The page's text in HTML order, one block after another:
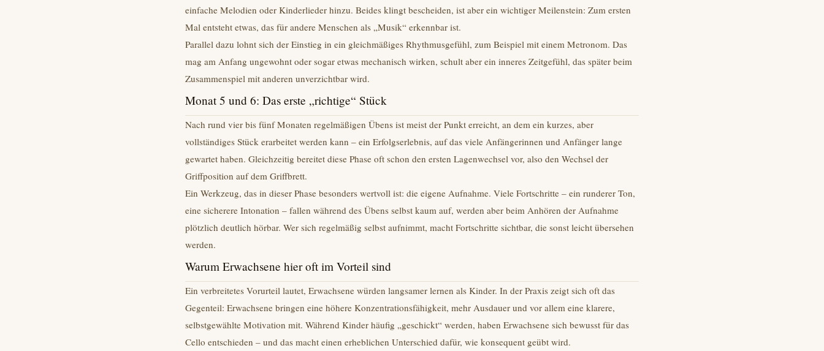
einfache Melodien oder Kinderlieder hinzu. Beides klingt bescheiden, ist aber ein wichtiger Meilenstein: Zum ersten
Mal entsteht etwas, das für andere Menschen als „Musik“ erkennbar ist.
Parallel dazu lohnt sich der Einstieg in ein gleichmäßiges Rhythmusgefühl, zum Beispiel mit einem Metronom. Das
mag am Anfang ungewohnt oder sogar etwas mechanisch wirken, schult aber ein inneres Zeitgefühl, das später beim
Zusammenspiel mit anderen unverzichtbar wird.
Monat 5 und 6: Das erste „richtige“ Stück
Nach rund vier bis fünf Monaten regelmäßigen Übens ist meist der Punkt erreicht, an dem ein kurzes, aber
vollständiges Stück erarbeitet werden kann – ein Erfolgserlebnis, auf das viele Anfängerinnen und Anfänger lange
gewartet haben. Gleichzeitig bereitet diese Phase oft schon den ersten Lagenwechsel vor, also den Wechsel der
Griffposition auf dem Griffbrett.
Ein Werkzeug, das in dieser Phase besonders wertvoll ist: die eigene Aufnahme. Viele Fortschritte – ein runderer Ton,
eine sicherere Intonation – fallen während des Übens selbst kaum auf, werden aber beim Anhören der Aufnahme
plötzlich deutlich hörbar. Wer sich regelmäßig selbst aufnimmt, macht Fortschritte sichtbar, die sonst leicht übersehen
werden.
Warum Erwachsene hier oft im Vorteil sind
Ein verbreitetes Vorurteil lautet, Erwachsene würden langsamer lernen als Kinder. In der Praxis zeigt sich oft das
Gegenteil: Erwachsene bringen eine höhere Konzentrationsfähigkeit, mehr Ausdauer und vor allem eine klarere,
selbstgewählte Motivation mit. Während Kinder häufig „geschickt“ werden, haben Erwachsene sich bewusst für das
Cello entschieden – und das macht einen erheblichen Unterschied dafür, wie konsequent geübt wird.